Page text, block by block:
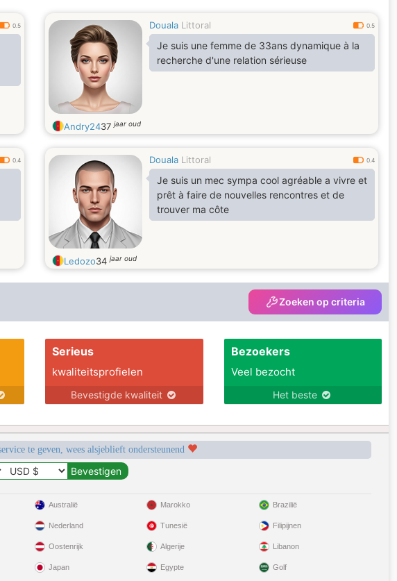
0.5 Douala Littoral 0.5
Je suis une femme de 33ans dynamique à la
recherche d'une relation sérieuse
Andry2437jaar oud
0.4 Douala Littoral 0.4
Je suis un mec sympa cool agréable a vivre et
prêt à faire de nouvelles rencontres et de
trouver ma côte
Ledozo34jaar oud
Zoeken op criteria
Serieus
kwaliteitsprofielen
Bevestigde kwaliteit
Bezoekers
Veel bezocht
Het beste
te geven, wees alsjeblieft ondersteunend
Australië
Nederland
Oostenrijk
Japan
Marokko
Tunesië
Algerije
Egypte
Brazilië
Filipijnen
Libanon
Golf